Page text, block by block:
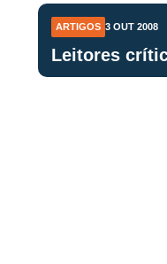
ARTIGOS 3 OUT 2008
Leitores